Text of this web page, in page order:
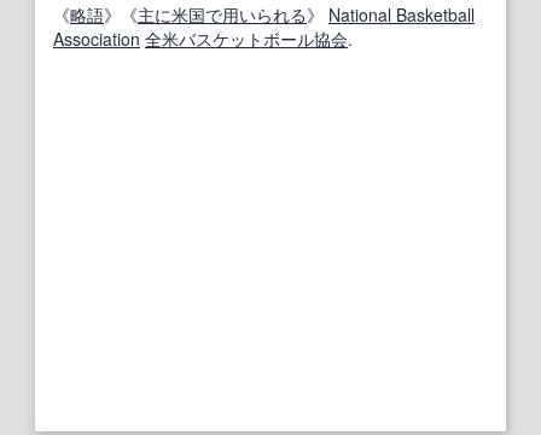
《略語》《主に米国で用いられる》 National Basketball
Association 全米バスケットボール協会.